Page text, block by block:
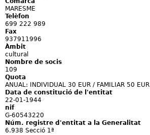
MARESME
Telèfon
699 222 989
Fax
937911996
Àmbit
cultural
Nombre de socis
109
Quota
ANUAL: INDIVIDUAL 30 EUR / FAMILIAR 50 EUR
Data de constitució de l'entitat
22-01-1944
nif
G-60543220
Núm. registre d'entitat a la Generalitat
6.938 Secció 1ª